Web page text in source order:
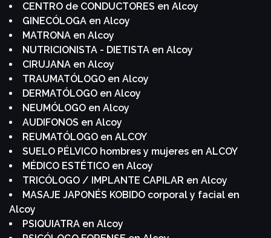
CENTRO de CONDUCTORES en Alcoy
GINECÓLOGA en Alcoy
MATRONA en Alcoy
NUTRICIONISTA - DIETISTA en Alcoy
CIRUJANA en Alcoy
TRAUMATÓLOGO en Alcoy
DERMATÓLOGO en Alcoy
NEUMÓLOGO en Alcoy
AUDIFONOS en Alcoy
REUMATÓLOGO en ALCOY
SUELO PÉLVICO hombres y mujeres en ALCOY
MÉDICO ESTÉTICO en Alcoy
TRICÓLOGO / IMPLANTE CAPILAR en Alcoy
MASAJE JAPONÉS KOBIDO corporal y facial en
Alcoy
PSIQUIATRA en Alcoy